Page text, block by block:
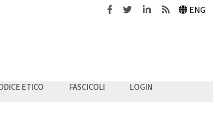
FacebookTwitterLinkedinFeeds ENG
ETICO FASCICOLI
LOGIN